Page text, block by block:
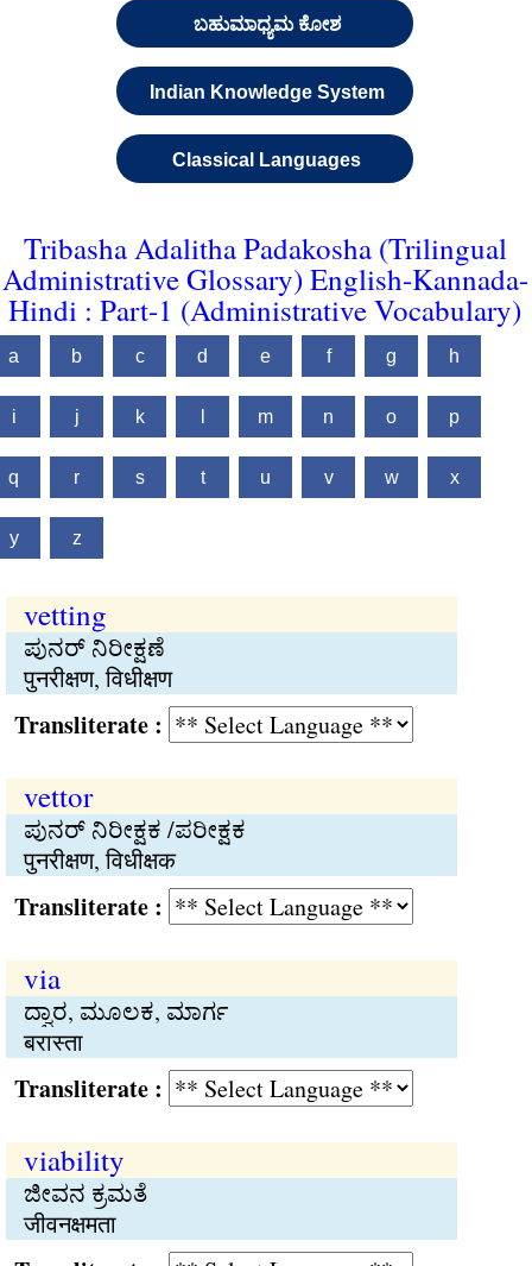
ಬಹುಮಾಧ್ಯಮ ಕೋಶ
Indian Knowledge System
Classical Languages
Tribasha Adalitha Padakosha (Trilingual
Administrative Glossary) English-Kannada-
Hindi : Part-1 (Administrative Vocabulary)
a b c d e f g h
i j k m n o p
q r s t u v w x
y z
vetting
ಪುನರ್ ನಿರೀಕ್ಷಣೆ
पुनरीक्षण, विधीक्षण
:
vettor
ಪುನರ್ ನಿರೀಕ್ಷಕ /ಪರೀಕ್ಷಕ
पुनरीक्षण, विधीक्षक
:
via
ದ್ವಾರ, ಮೂಲಕ, ಮಾರ್ಗ
बरास्ता
:
viability
ಜೀವನ ಕ್ರಮತೆ
जीवनक्षमता